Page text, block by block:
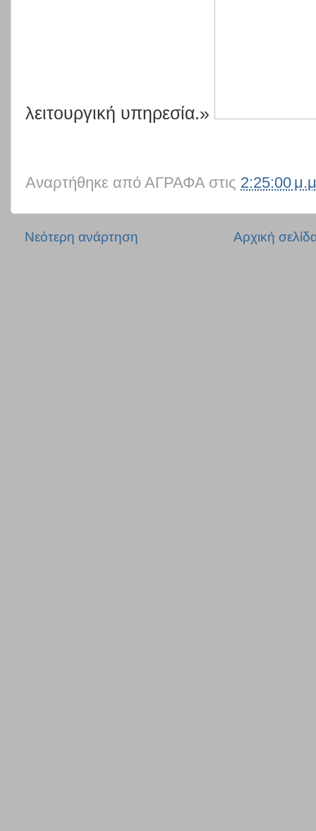
λειτουργική υπηρεσία.»
Αναρτήθηκε από ΑΓΡΑΦΑ στις 2:25:00
Νεότερη ανάρτηση Αρχική